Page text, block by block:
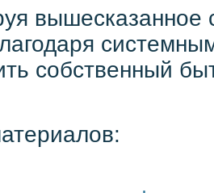
вышесказанное
собственный